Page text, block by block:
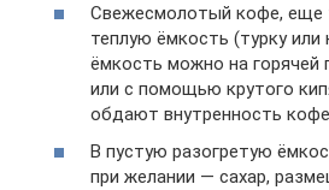
Свежесмолотый кофе, еще
теплую ёмкость (турку или
ёмкость можно на горячей
или с помощью крутого
обдают внутренность
В пустую разогретую
при желании — сахар,